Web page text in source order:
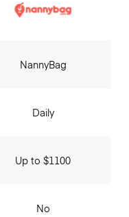
NannyBag
Daily
Up to $1100
No